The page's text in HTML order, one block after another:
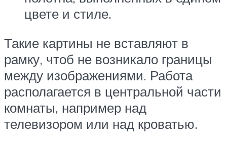
цвете и стиле.
Такие картины не вставляют в
рамку, чтоб не возникало границы
между изображениями. Работа
располагается в центральной части
комнаты, например над
телевизором или над кроватью.